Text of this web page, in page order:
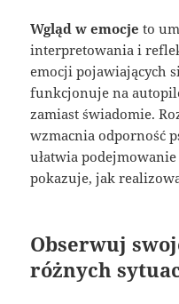
Wgląd w emocje to
interpretowania i
emocji pojawiających
funkcjonuje na
zamiast świadomie.
wzmacnia odporność
ułatwia
pokazuje, jak
Obserwuj
różnych